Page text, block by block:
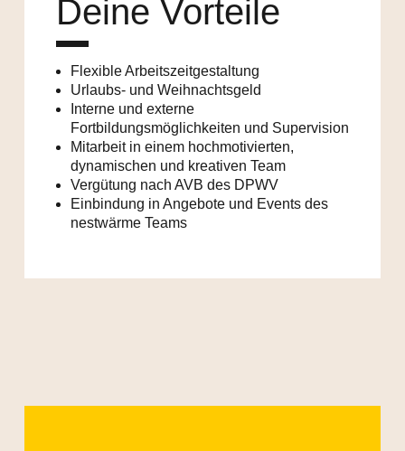
Deine Vorteile
Flexible Arbeitszeitgestaltung
Urlaubs- und Weihnachtsgeld
Interne und externe
Fortbildungsmöglichkeiten und Supervision
Mitarbeit in einem hochmotivierten,
dynamischen und kreativen Team
Vergütung nach AVB des DPWV
Einbindung in Angebote und Events des
nestwärme Teams